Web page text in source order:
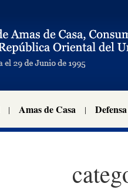
Amas de Casa